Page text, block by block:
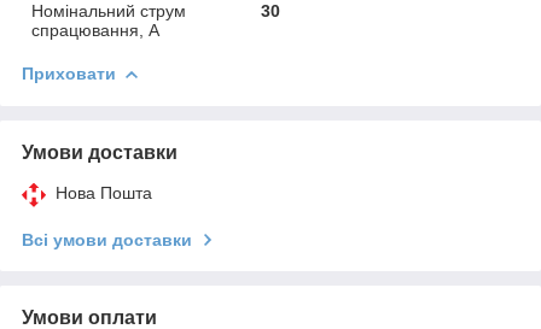
Номінальний струм
спрацювання, А
30
Приховати
Умови доставки
Нова Пошта
Всі умови доставки
Умови оплати